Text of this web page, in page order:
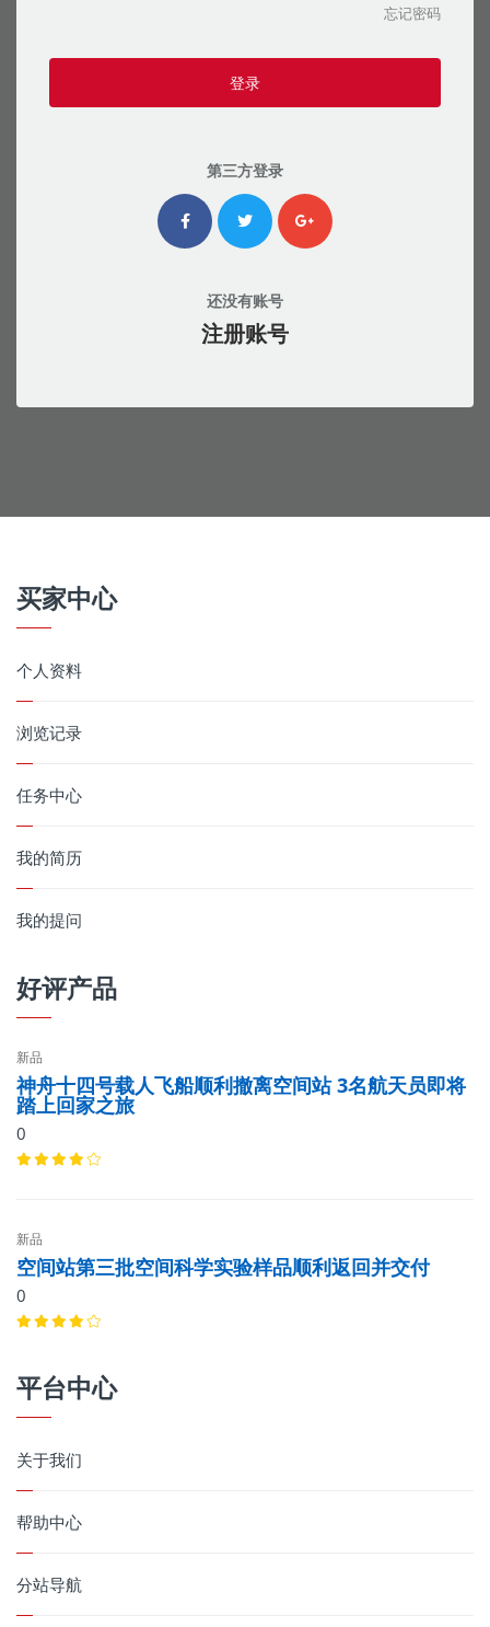
忘记密码
登录
第三方登录
还没有账号
注册账号
买家中心
个人资料
浏览记录
任务中心
我的简历
我的提问
好评产品
新品
神舟十四号载人飞船顺利撤离空间站 3名航天员即将
踏上回家之旅
0
新品
空间站第三批空间科学实验样品顺利返回并交付
0
平台中心
关于我们
帮助中心
分站导航